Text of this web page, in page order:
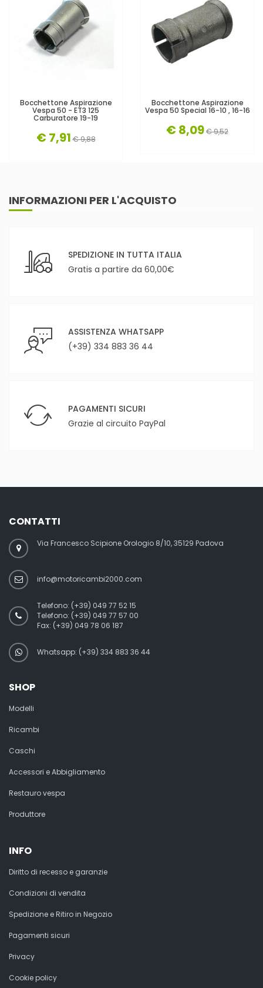
Bocchettone Aspirazione
Vespa 50 - ET3 125
Carburatore 19-19
€ 7,91 € 9,88
Bocchettone Aspirazione
Vespa 50 Special 16-10 , 16-16
€ 8,09€ 9,52
INFORMAZIONI PER L'ACQUISTO
SPEDIZIONE IN TUTTA ITALIA
Gratis a partire da 60,00€
ASSISTENZA WHATSAPP
(+39) 334 883 36 44
PAGAMENTI SICURI
Grazie al circuito PayPal
CONTATTI
Via Francesco Scipione Orologio 8/10, 35129 Padova
info@motoricambi2000.com
Telefono: (+39) 049 77 52 15
Telefono: (+39) 049 77 57 00
Fax: (+39) 049 78 06 187
Whatsapp: (+39) 334 883 36 44
SHOP
Modelli
Ricambi
Caschi
Accessori e Abbigliamento
Restauro vespa
Produttore
INFO
Diritto di recesso e garanzie
Condizioni di vendita
Spedizione e Ritiro in Negozio
Pagamenti sicuri
Privacy
Cookie policy